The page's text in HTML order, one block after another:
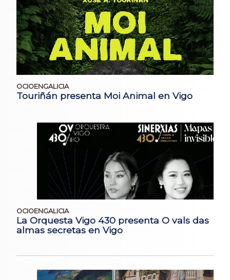
OCIOENGALICIA
Touriñán presenta Moi Animal en Vigo
OCIOENGALICIA
La Orquesta Vigo 430 presenta O vals das
almas secretas en Vigo